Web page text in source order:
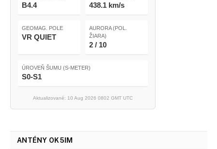
B4.4 438.1 km/s
GEOMAG. POLE
VR QUIET
AURORA (POL.
ŽIARA)
2 / 10
ÚROVEŇ ŠUMU (S-METER)
S0-S1
Aktualizované: 10 Aug 2026 0802 GMT UTC
ANTÉNY OK5IM